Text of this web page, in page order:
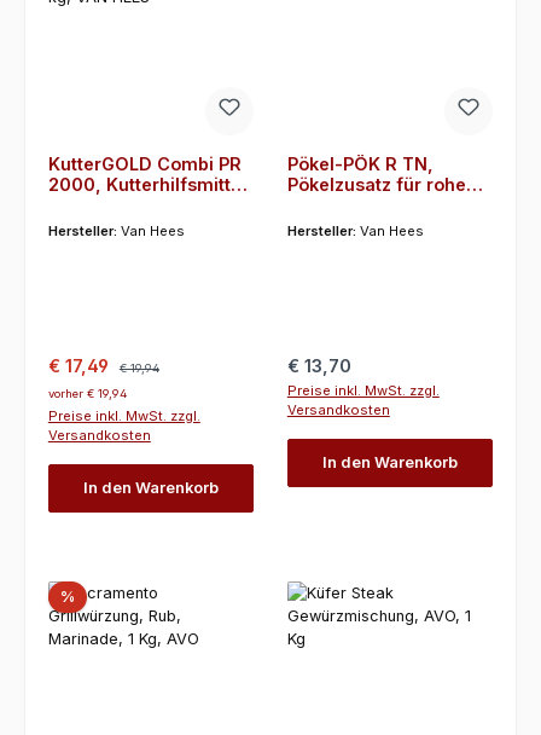
KutterGOLD Combi PR
2000, Kutterhilfsmittel,
Geschmacksverstärker
Hersteller: Van Hees
Verkaufspreis:
€ 17,49
€ 19,94
vorher € 19,94
Preise inkl. MwSt. zzgl.
Versandkosten
In den Warenkorb
Pökel-PÖK R TN,
Pökelzusatz für rohe
e, 1 kg, VAN HEES
Hersteller: Van Hees
Regulärer Preis:
€ 13,70
Preise inkl. MwSt. zzgl.
Versandkosten
In den Warenkorb
%Rabatt